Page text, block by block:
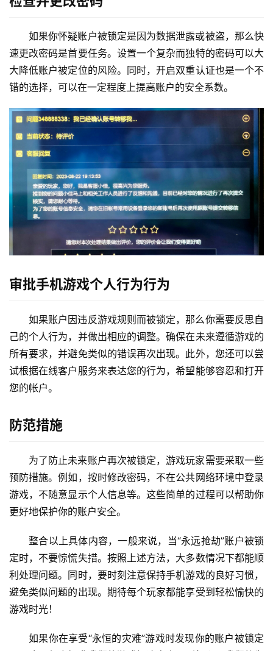
如果你怀疑账户被锁定是因为数据泄露或被盗，那么快
速更改密码是首要任务。设置一个复杂而独特的密码可以大
大降低账户被定位的风险。同时，开启双重认证也是一个不
错的选择，可以在一定程度上提高账户的安全系数。
审批手机游戏个人行为行为
如果账户因违反游戏规则而被锁定，那么你需要反思自
己的个人行为，并做出相应的调整。确保在未来遵循游戏的
所有要求，并避免类似的错误再次出现。此外，您还可以尝
试根据在线客户服务来表达您的行为，希望能够容忍和打开
您的帐户。
防范措施
为了防止未来账户再次被锁定，游戏玩家需要采取一些
预防措施。例如，按时修改密码，不在公共网络环境中登录
游戏，不随意显示个人信息等。这些简单的过程可以帮助你
更好地保护你的账户安全。
整合以上具体内容，一般来说，当“永远抢劫”账户被锁
定时，不要惊慌失措。按照上述方法，大多数情况下都能顺
利处理问题。同时，要时刻注意保持手机游戏的良好习惯，
避免类似问题的出现。期待每个玩家都能享受到轻松愉快的
游戏时光！
如果你在享受“永恒的灾难”游戏时发现你的账户被锁定